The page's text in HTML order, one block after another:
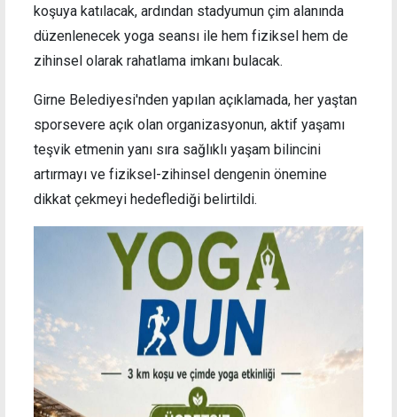
koşuya katılacak, ardından stadyumun çim alanında
düzenlenecek yoga seansı ile hem fiziksel hem de
zihinsel olarak rahatlama imkanı bulacak.
Girne Belediyesi'nden yapılan açıklamada, her yaştan
sporsevere açık olan organizasyonun, aktif yaşamı
teşvik etmenin yanı sıra sağlıklı yaşam bilincini
artırmayı ve fiziksel-zihinsel dengenin önemine
dikkat çekmeyi hedeflediği belirtildi.